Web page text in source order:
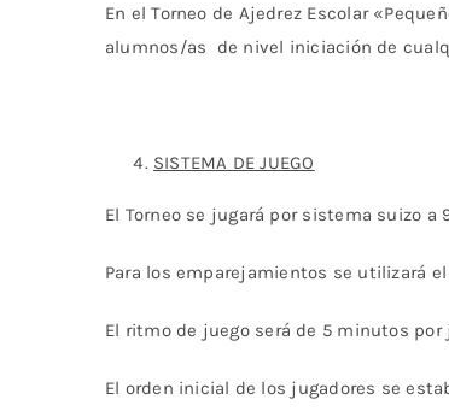
En el Torneo de Ajedrez Escolar
alumnos/as de nivel iniciación de
SISTEMA DE JUEGO
El Torneo se jugará por sistema suizo a
Para los emparejamientos se utilizará
El ritmo de juego será de 5 minutos
El orden inicial de los jugadores se